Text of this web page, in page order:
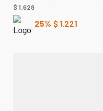
$1.628
25% $ 1.221